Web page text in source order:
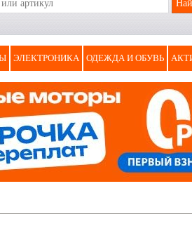
ЭЛЕКТРОНИКА ОДЕЖДА И ОБУВЬ